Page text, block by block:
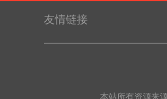
友情链接
本站所有资源来